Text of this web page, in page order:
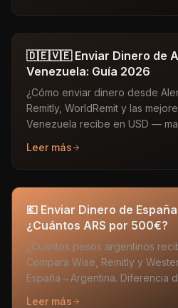
🇩🇪🇻🇪 Enviar Dinero de
Venezuela: Guía 2026
¿Cómo enviar dinero desde
Remitly, WorldRemit y las
Venezuela recibe en USD —
Leer más
💶 Enviar Dinero de
¿Cuántos ARS por 500€?
¿Cuántos pesos argentinos
Compara Wise, Remitly y
España→Argentina. Diferencia
Leer más